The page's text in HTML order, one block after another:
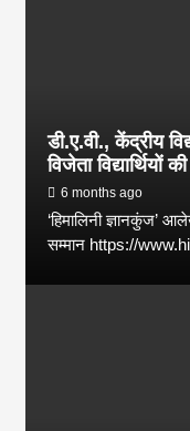
डी.ए.वी., केंद्रीय
विजेता विद्यार्थियों
6 months ago
‘हिमालिनी ज्ञानकुंज’
सम्मान https://